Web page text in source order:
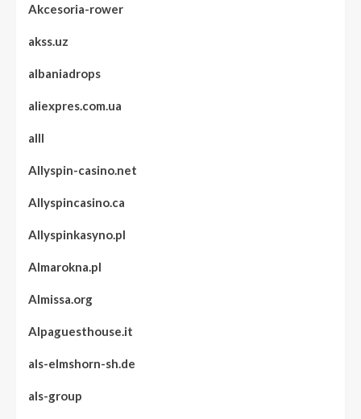
Akcesoria-rower
akss.uz
albaniadrops
aliexpres.com.ua
alll
Allyspin-casino.net
Allyspincasino.ca
Allyspinkasyno.pl
Almarokna.pl
Almissa.org
Alpaguesthouse.it
als-elmshorn-sh.de
als-group